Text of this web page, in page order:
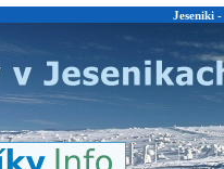
Jeseniki